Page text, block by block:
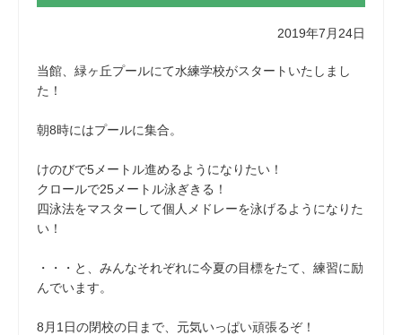
2019年7月24日
当館、緑ヶ丘プールにて水練学校がスタートいたしまし
た！
朝8時にはプールに集合。
けのびで5メートル進めるようになりたい！
クロールで25メートル泳ぎきる！
四泳法をマスターして個人メドレーを泳げるようになりた
い！
・・・と、みんなそれぞれに今夏の目標をたて、練習に励
んでいます。
8月1日の閉校の日まで、元気いっぱい頑張るぞ！